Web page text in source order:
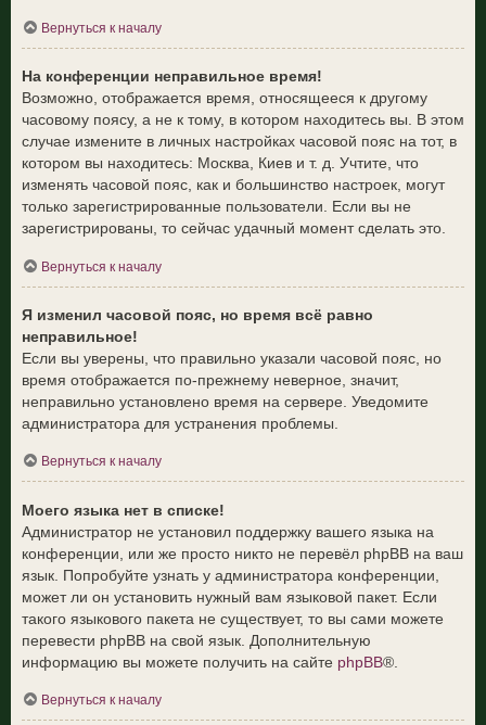
Вернуться к началу
На конференции неправильное время!
Возможно, отображается время, относящееся к другому
часовому поясу, а не к тому, в котором находитесь вы. В этом
случае измените в личных настройках часовой пояс на тот, в
котором вы находитесь: Москва, Киев и т. д. Учтите, что
изменять часовой пояс, как и большинство настроек, могут
только зарегистрированные пользователи. Если вы не
зарегистрированы, то сейчас удачный момент сделать это.
Вернуться к началу
Я изменил часовой пояс, но время всё равно
неправильное!
Если вы уверены, что правильно указали часовой пояс, но
время отображается по-прежнему неверное, значит,
неправильно установлено время на сервере. Уведомите
администратора для устранения проблемы.
Вернуться к началу
Моего языка нет в списке!
Администратор не установил поддержку вашего языка на
конференции, или же просто никто не перевёл phpBB на ваш
язык. Попробуйте узнать у администратора конференции,
может ли он установить нужный вам языковой пакет. Если
такого языкового пакета не существует, то вы сами можете
перевести phpBB на свой язык. Дополнительную
информацию вы можете получить на сайте phpBB®.
Вернуться к началу